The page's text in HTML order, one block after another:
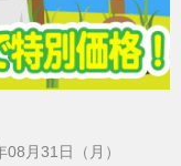
月31日（月）